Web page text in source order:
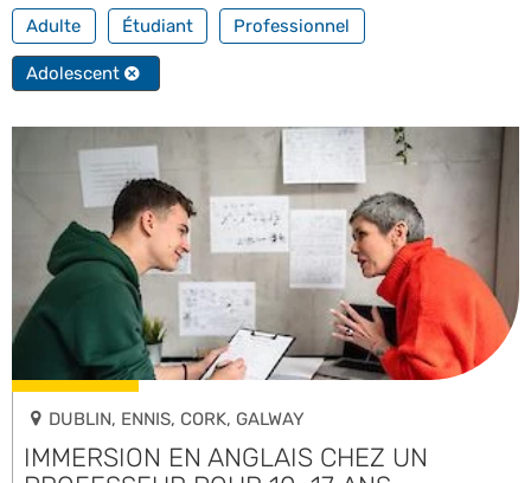
Adulte Étudiant Professionnel
Adolescent
DUBLIN, ENNIS, CORK, GALWAY
IMMERSION EN ANGLAIS CHEZ UN